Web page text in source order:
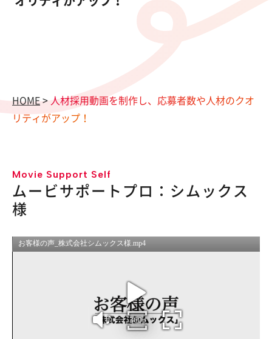
HOME > 人材採用動画を制作し、応募者数や人材のクオ
リティがアップ！
Movie Support Self
ムービサポートプロ：シムックス
様